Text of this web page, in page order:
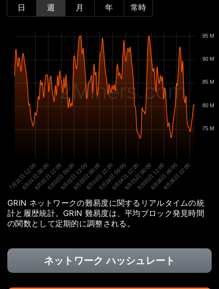
日 週 月 年 常時
2Miners.com
7月31日 12:00
8月01日 00:00
8月01日 12:00
8月02日 00:00
8月02日 12:00
8月03日 00:00
8月03日 12:00
8月04日 00:00
8月04日 12:00
8月05日 00:00
8月05日 12:00
8月06日 00:00
8月06日 12:00
75 M
80 M
85 M
90 M
95 M
GRIN ネットワークの難易度に関するリアルタイムの統
計と履歴統計。GRIN 難易度は、平均ブロック発見時間
の関数として定期的に調整される。
ネットワーク ハッシュレート